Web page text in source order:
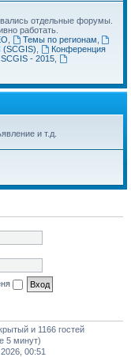
отдельные форумы.
работать.
Темы по регионам
(SCGIS)
Конференция
- 2015,
и т.д.
и 1166 гостей
5 минут)
00:51